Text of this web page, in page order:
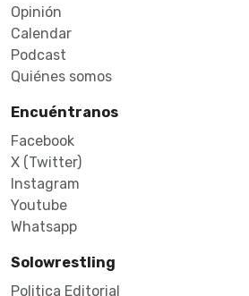
Opinión
Calendar
Podcast
Quiénes somos
Encuéntranos
Facebook
X (Twitter)
Instagram
Youtube
Whatsapp
Solowrestling
Politica Editorial